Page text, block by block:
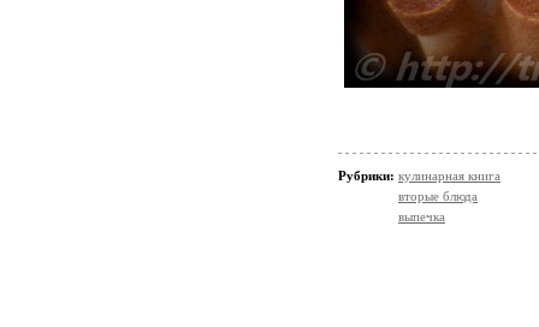
Рубрики: кулинарная книга
вторые блюда
выпечка